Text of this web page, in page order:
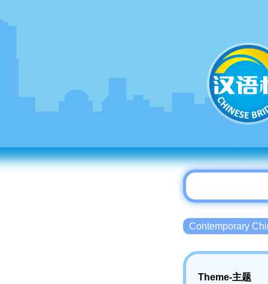
Contemporary
Theme-主题